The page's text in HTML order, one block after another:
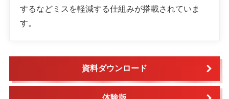
するなどミスを軽減する仕組みが搭載されていま
す。
資料ダウンロード